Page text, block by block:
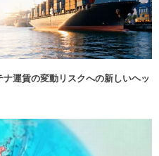
運賃の変動リスクへの新しいヘッ